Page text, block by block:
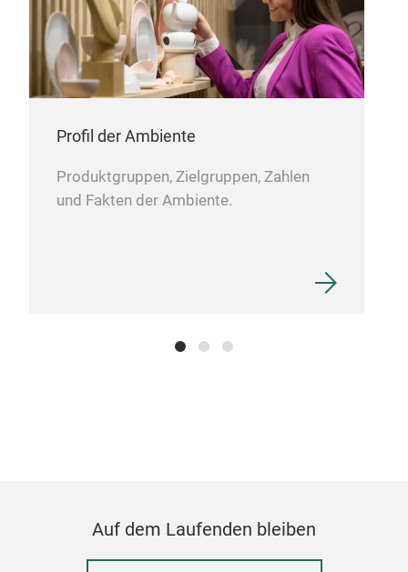
Profil der Ambiente
Produktgruppen, Zielgruppen, Zahlen
und Fakten der Ambiente.
Auf dem Laufenden bleiben